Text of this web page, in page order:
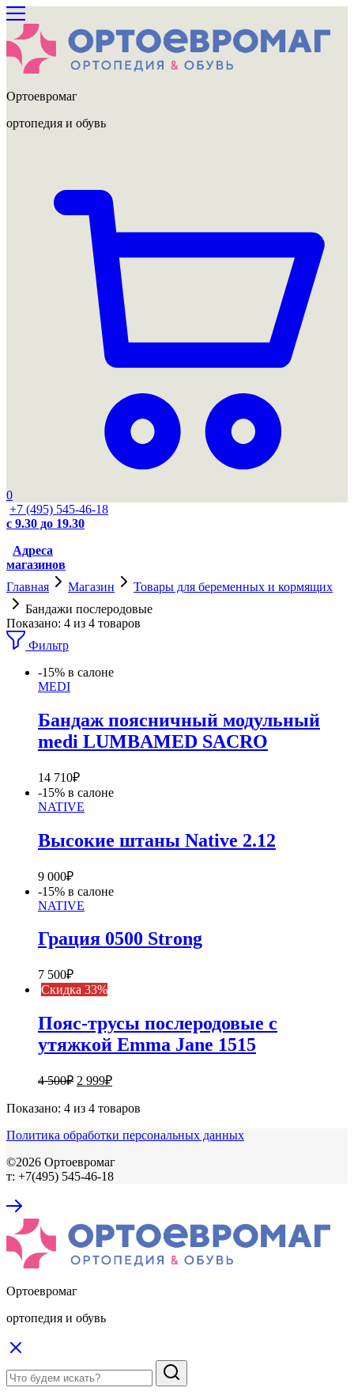
Ортоевромаг
ортопедия и обувь
0
+7 (495) 545-46-18
с 9.30 до 19.30
Адреса
магазинов
Главная
Магазин
Товары для беременных и кормящих
Бандажи послеродовые
Показано: 4 из 4 товаров
Фильтр
-15% в салоне
MEDI
Бандаж поясничный модульный
medi LUMBAMED SACRO
14 710₽
-15% в салоне
NATIVE
Высокие штаны Native 2.12
9 000₽
-15% в салоне
NATIVE
Грация 0500 Strong
7 500₽
Cкидка 33%
Пояс-трусы послеродовые с
утяжкой Emma Jane 1515
4 500₽ Первоначальная
составляла
500₽.
2 999₽Текущая
2
Показано: 4 из 4 товаров
Политика обработки персональных данных
©2026 Ортоевромаг
т: +7(495) 545-46-18
Ортоевромаг
ортопедия и обувь